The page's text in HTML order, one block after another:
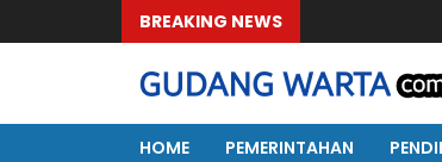
BREAKING NEWS
HOME
PEMERINTAHAN